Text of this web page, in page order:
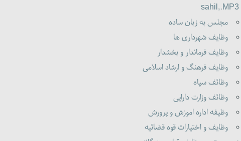
sahil,.MP3
مجلس به زبان ساده
وظایف شهرداری ها
وظایف فرماندار و بخشدار
وظایف فرهنگ و ارشاد اسلامی
وظائف سپاه
وظائف وزارت دارایی
وظیفه اداره اموزش و پرورش
وظایف و اختیارات قوه قضائیه